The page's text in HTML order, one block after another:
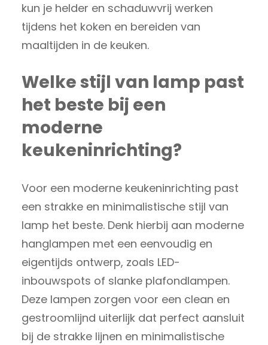
kun je helder en schaduwvrij werken
tijdens het koken en bereiden van
maaltijden in de keuken.
Welke stijl van lamp past
het beste bij een
moderne
keukeninrichting?
Voor een moderne keukeninrichting past
een strakke en minimalistische stijl van
lamp het beste. Denk hierbij aan moderne
hanglampen met een eenvoudig en
eigentijds ontwerp, zoals LED-
inbouwspots of slanke plafondlampen.
Deze lampen zorgen voor een clean en
gestroomlijnd uiterlijk dat perfect aansluit
bij de strakke lijnen en minimalistische